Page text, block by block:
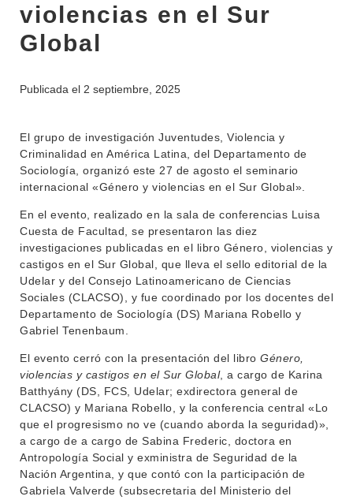
INSTITUCIONAL
DEPARTAMENTOS
INVESTIGACIÓN
SERVICIOS
LLAMADOS
NOTICIAS
CONTACTO
BEDELÍA
OFERTA DE GRADO
POSGRADOS
EDUCACIÓN PERMANENTE
BIBLIOTECA
violencias en el Sur
Global
Publicada el 2 septiembre, 2025
El grupo de investigación Juventudes, Violencia y
Criminalidad en América Latina, del Departamento de
Sociología, organizó este 27 de agosto el seminario
internacional «Género y violencias en el Sur Global».
En el evento, realizado en la sala de conferencias Luisa
Cuesta de Facultad, se presentaron las diez
investigaciones publicadas en el libro Género, violencias y
castigos en el Sur Global, que lleva el sello editorial de la
Udelar y del Consejo Latinoamericano de Ciencias
Sociales (CLACSO), y fue coordinado por los docentes del
Departamento de Sociología (DS) Mariana Robello y
Gabriel Tenenbaum.
El evento cerró con la presentación del libro Género,
violencias y castigos en el Sur Global, a cargo de Karina
Batthyány (DS, FCS, Udelar; exdirectora general de
CLACSO) y Mariana Robello, y la conferencia central «Lo
que el progresismo no ve (cuando aborda la seguridad)»,
a cargo de a cargo de Sabina Frederic, doctora en
Antropología Social y exministra de Seguridad de la
Nación Argentina, y que contó con la participación de
Gabriela Valverde (subsecretaria del Ministerio del